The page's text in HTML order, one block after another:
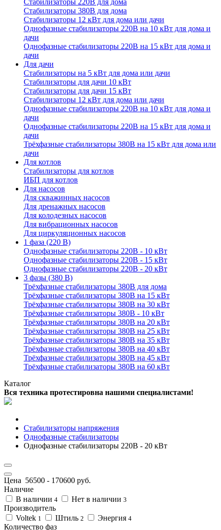
Стабилизаторы 220В для дома
Стабилизаторы 380В для дома
Стабилизаторы 12 кВт для дома или дачи
Однофазные стабилизаторы 220В на 10 кВт для дома и
дачи
Однофазные стабилизаторы 220В на 15 кВт для дома и
дачи
Для дачи
Стабилизаторы на 5 кВт для дома или дачи
Стабилизаторы для дачи 10 кВт
Стабилизаторы для дачи 15 кВт
Стабилизаторы 12 кВт для дома или дачи
Однофазные стабилизаторы 220В на 10 кВт для дома и
дачи
Однофазные стабилизаторы 220В на 15 кВт для дома и
дачи
Трёхфазные стабилизаторы 380В на 15 кВт для дома или
дачи
Для котлов
Стабилизаторы для котлов
ИБП для котлов
Для насосов
Для скважинных насосов
Для дренажных насосов
Для колодезных насосов
Для вибрационных насосов
Для циркуляционных насосов
1 фаза (220 В)
Однофазные стабилизаторы 220В - 10 кВт
Однофазные стабилизаторы 220В - 15 кВт
Однофазные стабилизаторы 220В - 20 кВт
3 фазы (380 В)
Трёхфазные стабилизаторы 380В для дома
Трёхфазные стабилизаторы 380В на 15 кВт
Трёхфазные стабилизаторы 380В на 30 кВт
Трёхфазные стабилизаторы 380В - 10 кВт
Трёхфазные стабилизаторы 380В на 20 кВт
Трёхфазные стабилизаторы 380В на 25 кВт
Трёхфазные стабилизаторы 380В на 35 кВт
Трёхфазные стабилизаторы 380В на 40 кВт
Трёхфазные стабилизаторы 380В на 45 кВт
Трёхфазные стабилизаторы 380В на 60 кВт
Каталог
Вся техника протестировна нашими специалистами!
Стабилизаторы напряжения
Однофазные стабилизаторы
Однофазные стабилизаторы 220В - 20 кВт
Цена 56500 - 170600 руб.
Наличие
В наличии 4 Нет в наличии 3
Производитель
Voltek 1 Штиль 2 Энергия 4
Количество фаз